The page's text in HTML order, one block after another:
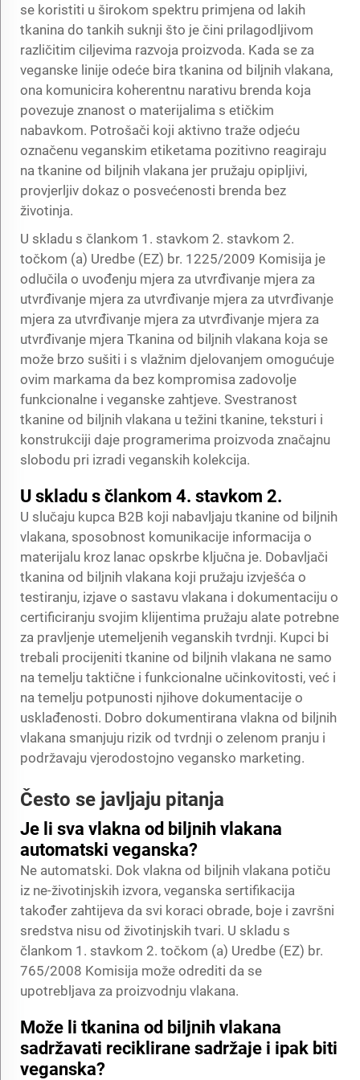
se koristiti u širokom spektru primjena od lakih
tkanina do tankih suknji što je čini prilagodljivom
različitim ciljevima razvoja proizvoda. Kada se za
veganske linije odeće bira tkanina od biljnih vlakana,
ona komunicira koherentnu narativu brenda koja
povezuje znanost o materijalima s etičkim
nabavkom. Potrošači koji aktivno traže odjeću
označenu veganskim etiketama pozitivno reagiraju
na tkanine od biljnih vlakana jer pružaju opipljivi,
provjerljiv dokaz o posvećenosti brenda bez
životinja.
U skladu s člankom 1. stavkom 2. stavkom 2.
točkom (a) Uredbe (EZ) br. 1225/2009 Komisija je
odlučila o uvođenju mjera za utvrđivanje mjera za
utvrđivanje mjera za utvrđivanje mjera za utvrđivanje
mjera za utvrđivanje mjera za utvrđivanje mjera za
utvrđivanje mjera Tkanina od biljnih vlakana koja se
može brzo sušiti i s vlažnim djelovanjem omogućuje
ovim markama da bez kompromisa zadovolje
funkcionalne i veganske zahtjeve. Svestranost
tkanine od biljnih vlakana u težini tkanine, teksturi i
konstrukciji daje programerima proizvoda značajnu
slobodu pri izradi veganskih kolekcija.
U skladu s člankom 4. stavkom 2.
U slučaju kupca B2B koji nabavljaju tkanine od biljnih
vlakana, sposobnost komunikacije informacija o
materijalu kroz lanac opskrbe ključna je. Dobavljači
tkanina od biljnih vlakana koji pružaju izvješća o
testiranju, izjave o sastavu vlakana i dokumentaciju o
certificiranju svojim klijentima pružaju alate potrebne
za pravljenje utemeljenih veganskih tvrdnji. Kupci bi
trebali procijeniti tkanine od biljnih vlakana ne samo
na temelju taktične i funkcionalne učinkovitosti, već i
na temelju potpunosti njihove dokumentacije o
usklađenosti. Dobro dokumentirana vlakna od biljnih
vlakana smanjuju rizik od tvrdnji o zelenom pranju i
podržavaju vjerodostojno vegansko marketing.
Često se javljaju pitanja
Je li sva vlakna od biljnih vlakana
automatski veganska?
Ne automatski. Dok vlakna od biljnih vlakana potiču
iz ne-životinjskih izvora, veganska sertifikacija
također zahtijeva da svi koraci obrade, boje i završni
sredstva nisu od životinjskih tvari. U skladu s
člankom 1. stavkom 2. točkom (a) Uredbe (EZ) br.
765/2008 Komisija može odrediti da se
upotrebljava za proizvodnju vlakana.
Može li tkanina od biljnih vlakana
sadržavati reciklirane sadržaje i ipak biti
veganska?